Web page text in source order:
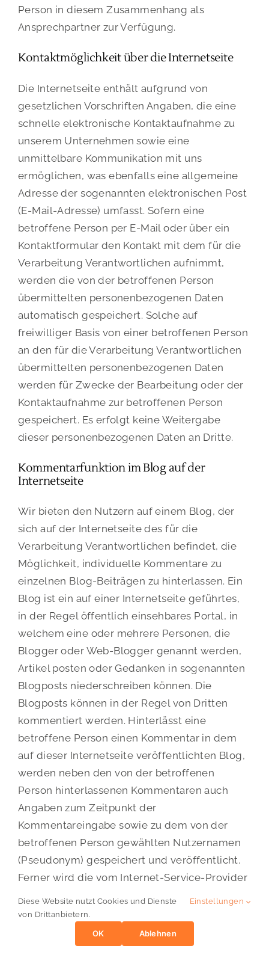
Person in diesem Zusammenhang als
Ansprechpartner zur Verfügung.
Kontaktmöglichkeit über die Internetseite
Die Internetseite enthält aufgrund von
gesetzlichen Vorschriften Angaben, die eine
schnelle elektronische Kontaktaufnahme zu
unserem Unternehmen sowie eine
unmittelbare Kommunikation mit uns
ermöglichen, was ebenfalls eine allgemeine
Adresse der sogenannten elektronischen Post
(E-Mail-Adresse) umfasst. Sofern eine
betroffene Person per E-Mail oder über ein
Kontaktformular den Kontakt mit dem für die
Verarbeitung Verantwortlichen aufnimmt,
werden die von der betroffenen Person
übermittelten personenbezogenen Daten
automatisch gespeichert. Solche auf
freiwilliger Basis von einer betroffenen Person
an den für die Verarbeitung Verantwortlichen
übermittelten personenbezogenen Daten
werden für Zwecke der Bearbeitung oder der
Kontaktaufnahme zur betroffenen Person
gespeichert. Es erfolgt keine Weitergabe
dieser personenbezogenen Daten an Dritte.
Kommentarfunktion im Blog auf der
Internetseite
Wir bieten den Nutzern auf einem Blog, der
sich auf der Internetseite des für die
Verarbeitung Verantwortlichen befindet, die
Möglichkeit, individuelle Kommentare zu
einzelnen Blog-Beiträgen zu hinterlassen. Ein
Blog ist ein auf einer Internetseite geführtes,
in der Regel öffentlich einsehbares Portal, in
welchem eine oder mehrere Personen, die
Blogger oder Web-Blogger genannt werden,
Artikel posten oder Gedanken in sogenannten
Blogposts niederschreiben können. Die
Blogposts können in der Regel von Dritten
kommentiert werden. Hinterlässt eine
betroffene Person einen Kommentar in dem
auf dieser Internetseite veröffentlichten Blog,
werden neben den von der betroffenen
Person hinterlassenen Kommentaren auch
Angaben zum Zeitpunkt der
Kommentareingabe sowie zu dem von der
betroffenen Person gewählten Nutzernamen
(Pseudonym) gespeichert und veröffentlicht.
Ferner wird die vom Internet-Service-Provider
(ISP) der betroffenen Person vergebene IP-
Adresse mitprotokolliert. Diese Speicherung
der IP-Adresse erfolgt aus Sicherheitsgründen
und für den Fall, dass die betroffene Person
Diese Website nutzt Cookies und Dienste
von Drittanbietern.
Einstellungen
OK Ablehnen